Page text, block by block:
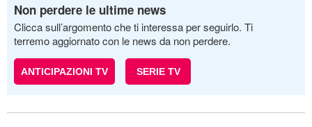
Non perdere le ultime news
Clicca sull’argomento che ti interessa per seguirlo. Ti
terremo aggiornato con le news da non perdere.
ANTICIPAZIONI TV SERIE TV